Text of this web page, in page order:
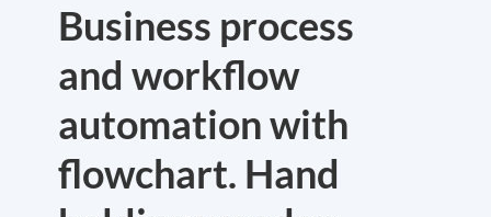
Business process
and workflow
automation with
flowchart. Hand